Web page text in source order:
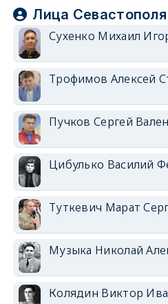
Лица Севастополя
Сухенко Михаил
Трофимов Алексей
Пучков Сергей
Цибулько Василий
Туткевич Марат
Музыка Николай
Колядин Виктор